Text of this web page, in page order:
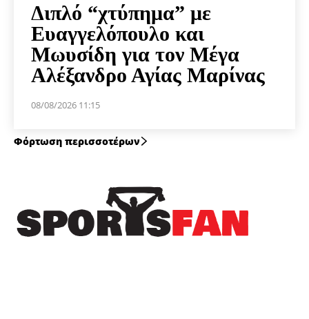
Διπλό “χτύπημα” με
Ευαγγελόπουλο και
Μωυσίδη για τον Μέγα
Αλέξανδρο Αγίας Μαρίνας
08/08/2026 11:15
Φόρτωση περισσοτέρων